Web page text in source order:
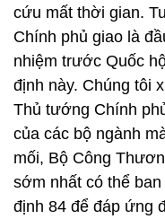
cứu mất thời gian.
Chính phủ giao là
nhiệm trước Quốc
định này. Chúng tôi
Thủ tướng Chính
của các bộ ngành
mối, Bộ Công
sớm nhất có thể
định 84 để đáp ứng